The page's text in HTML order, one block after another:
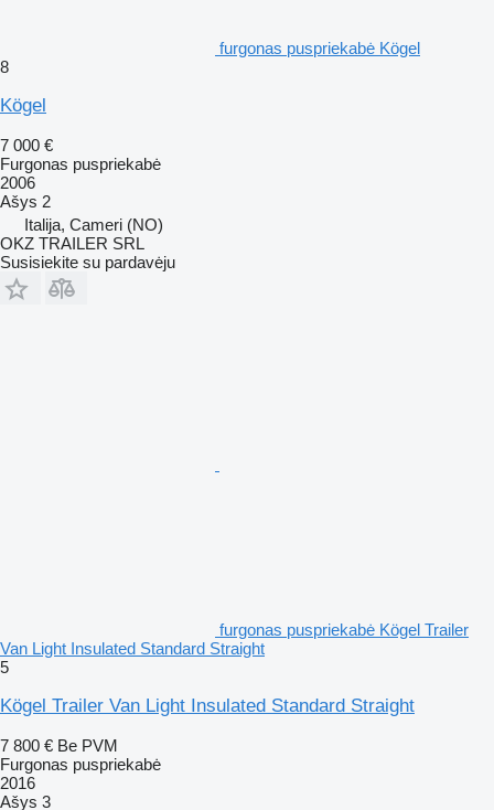
furgonas puspriekabė Kögel
8
Kögel
7 000 €
Furgonas puspriekabė
2006
Ašys 2
Italija, Cameri (NO)
OKZ TRAILER SRL
Susisiekite su pardavėju
furgonas puspriekabė Kögel Trailer
Van Light Insulated Standard Straight
5
Kögel Trailer Van Light Insulated Standard Straight
7 800 € Be PVM
Furgonas puspriekabė
2016
Ašys 3